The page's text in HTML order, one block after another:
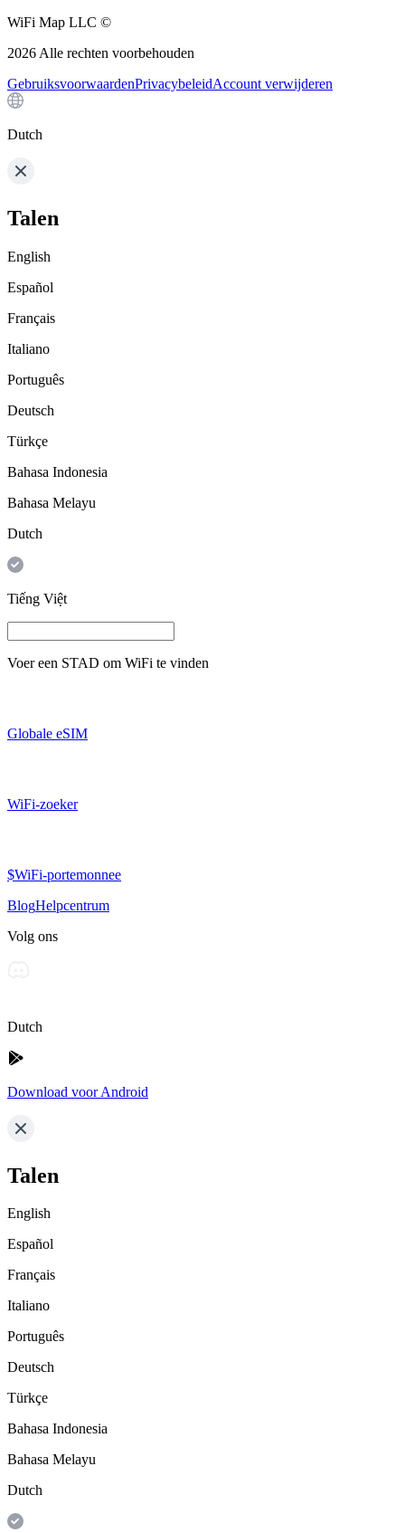
WiFi Map LLC ©
2026 Alle rechten voorbehouden
GebruiksvoorwaardenPrivacybeleidAccount verwijderen
Dutch
Talen
English
Español
Français
Italiano
Português
Deutsch
Türkçe
Bahasa Indonesia
Bahasa Melayu
Dutch
Tiếng Việt
Voer een STAD om WiFi te vinden
Globale eSIM
WiFi-zoeker
$WiFi-portemonnee
BlogHelpcentrum
Volg ons
Dutch
Download voor Android
Talen
English
Español
Français
Italiano
Português
Deutsch
Türkçe
Bahasa Indonesia
Bahasa Melayu
Dutch